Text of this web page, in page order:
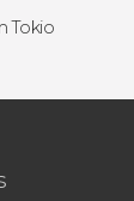
enoturismo
Tokio
del
Tokio
el Museo